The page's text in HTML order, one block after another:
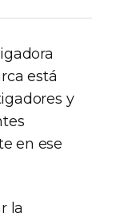
está
y
en ese
la